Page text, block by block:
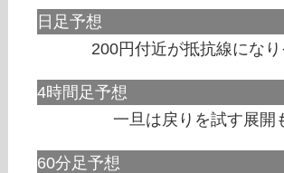
日足予想
200円付近が抵抗線になり
4時間足予想
一旦は戻りを試す展開
60分足予想